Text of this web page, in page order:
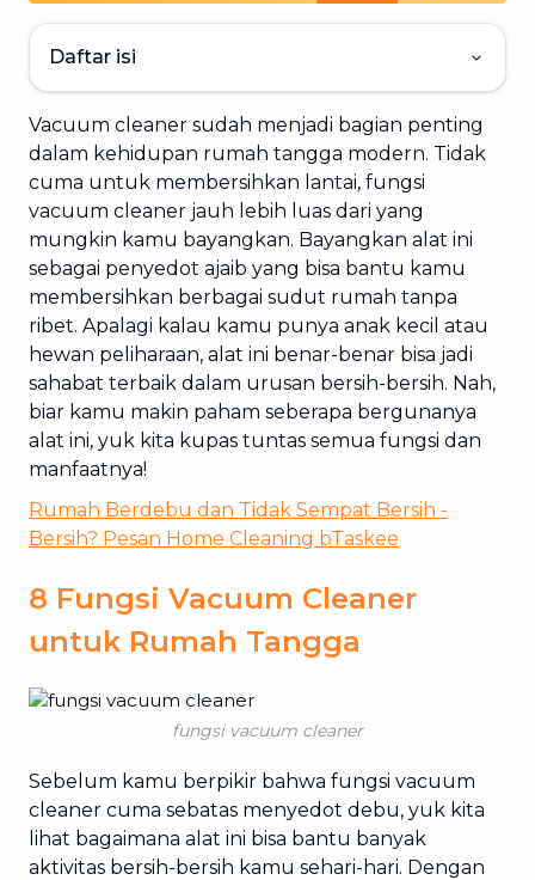
Daftar isi
Vacuum cleaner sudah menjadi bagian penting
dalam kehidupan rumah tangga modern. Tidak
cuma untuk membersihkan lantai, fungsi
vacuum cleaner jauh lebih luas dari yang
mungkin kamu bayangkan. Bayangkan alat ini
sebagai penyedot ajaib yang bisa bantu kamu
membersihkan berbagai sudut rumah tanpa
ribet. Apalagi kalau kamu punya anak kecil atau
hewan peliharaan, alat ini benar-benar bisa jadi
sahabat terbaik dalam urusan bersih-bersih. Nah,
biar kamu makin paham seberapa bergunanya
alat ini, yuk kita kupas tuntas semua fungsi dan
manfaatnya!
Rumah Berdebu dan Tidak Sempat Bersih -
Bersih? Pesan Home Cleaning bTaskee
8 Fungsi Vacuum Cleaner
untuk Rumah Tangga
fungsi vacuum cleaner
Sebelum kamu berpikir bahwa fungsi vacuum
cleaner cuma sebatas menyedot debu, yuk kita
lihat bagaimana alat ini bisa bantu banyak
aktivitas bersih-bersih kamu sehari-hari. Dengan